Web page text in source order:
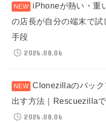
iPhoneが熱い・重
の店長が自分の端末で
手段
2026.08.06
Clonezillaのバック
出す方法｜Rescuezilla
2026.08.06